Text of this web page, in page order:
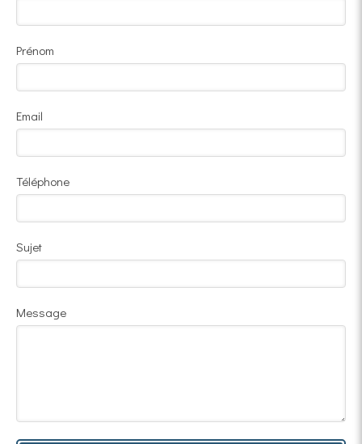
Prénom
Email
Téléphone
Sujet
Message